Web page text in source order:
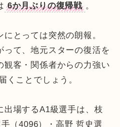
6か月ぶりの復帰戦 。
とっては突然の朗報。
って、地元スターの復活を
観客・関係者からの力強い
くことでしょう。
出場するA1級選手は、枝
（4096）・高野 哲史選